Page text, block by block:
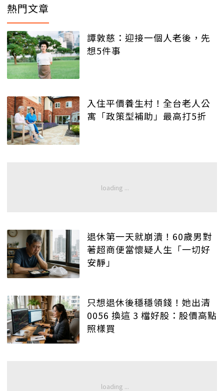
熱門文章
譚敦慈：迎接一個人老後，先
想5件事
入住平價養生村！全台老人公
寓「政策型補助」最高打5折
退休第一天就崩潰！60歲男對
著超商便當懷疑人生「一切好
安靜」
只想退休後穩穩領錢！她出清
0056 換這 3 檔好股：股價高點
照樣買